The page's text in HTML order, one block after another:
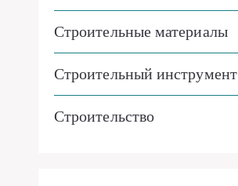
Строительные материалы
Строительный инструмент
Строительство